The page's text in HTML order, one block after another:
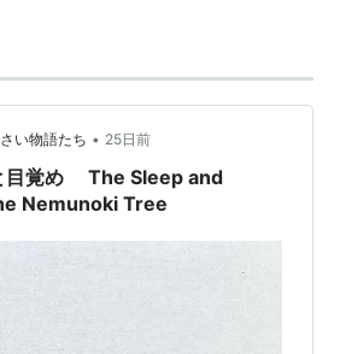
い物語たち • 25日前
目覚め The Sleep and
Nemunoki Tree